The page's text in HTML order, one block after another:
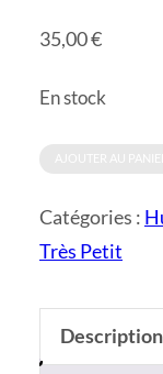
35,00€
En stock
Miniature
Le
du
Catégories :
Très Petit
Description